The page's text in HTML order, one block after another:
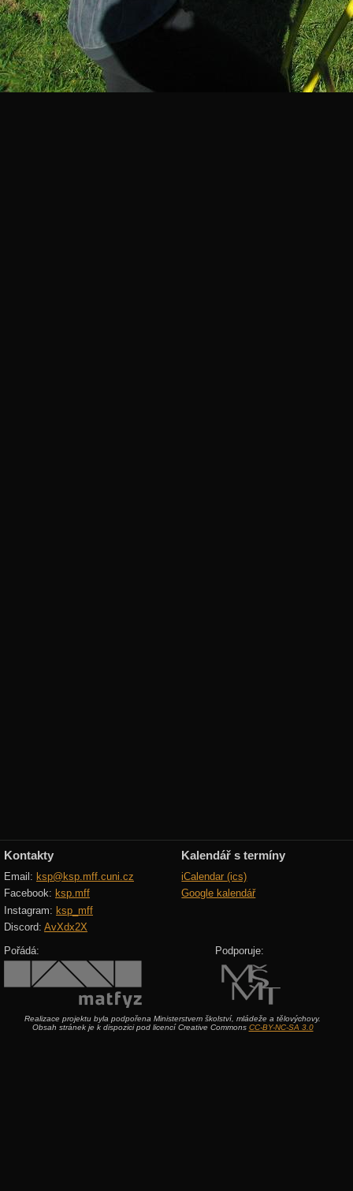
Kontakty
Email: ksp@ksp.mff.cuni.cz
Facebook: ksp.mff
Instagram: ksp_mff
Discord: AvXdx2X
Kalendář s termíny
iCalendar (ics)
Google kalendář
Pořádá: Podporuje:
Realizace projektu byla podpořena Ministerstvem školství, mládeže a tělovýchovy.
Obsah stránek je k dispozici pod licencí Creative Commons CC-BY-NC-SA 3.0